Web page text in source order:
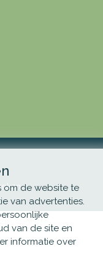
om de website te
van advertenties.
van de site en
informatie over